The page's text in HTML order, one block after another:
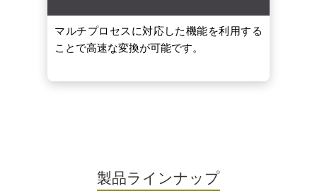
マルチプロセスに対応した機能を利用する
ことで高速な変換が可能です。
製品ラインナップ